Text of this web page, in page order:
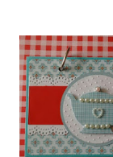
979622774